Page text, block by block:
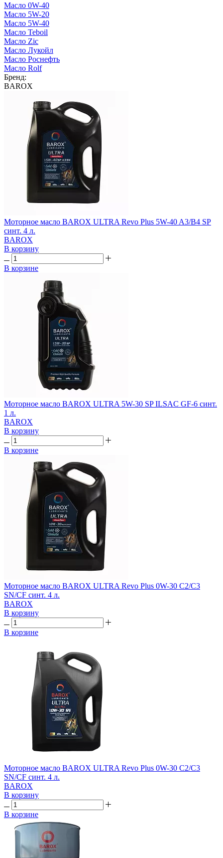
Масло 0W-40
Масло 5W-20
Масло 5W-40
Масло Teboil
Масло Zic
Масло Лукойл
Масло Роснефть
Масло Rolf
Бренд:
BAROX
Моторное масло BAROX ULTRA Revo Plus 5W-40 A3/B4 SP
синт. 4 л.
BAROX
В корзину
В корзине
Моторное масло BAROX ULTRA 5W-30 SP ILSAC GF-6 синт.
1 л.
BAROX
В корзину
В корзине
Моторное масло BAROX ULTRA Revo Plus 0W-30 C2/C3
SN/CF синт. 4 л.
BAROX
В корзину
В корзине
Моторное масло BAROX ULTRA Revo Plus 0W-30 C2/C3
SN/CF синт. 4 л.
BAROX
В корзину
В корзине